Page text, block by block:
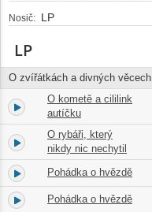
Nosič: LP
LP
O zvířátkách a divných věcech
1.
O kometě a cililink
autíčku
2.
O rybáři, který
nikdy nic nechytil
3. Pohádka o hvězdě
4. Pohádka o hvězdě